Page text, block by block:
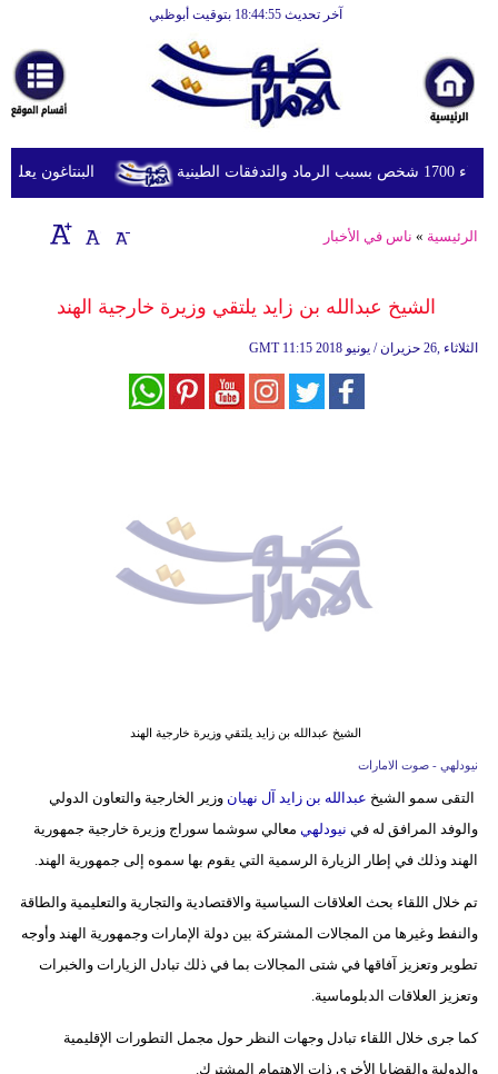
آخر تحديث 18:44:55 بتوقيت أبوظبي
أخبارعاجلة
رياضة
ثقافة
إقتصاد
وموسيقى
أزياء
إسلامية
وتكنولوجيا
بيئة
البنتاغون يعلن
الرئيسية » ناس في الأخبار
الشيخ عبدالله بن زايد يلتقي وزيرة خارجية الهند
GMT 11:15 2018 الثلاثاء ,26 حزيران / يونيو
الشيخ عبدالله بن زايد يلتقي وزيرة خارجية الهند
نيودلهي - صوت الامارات
التقى سمو الشيخ عبدالله بن زايد آل نهيان وزير الخارجية والتعاون الدولي
والوفد المرافق له في نيودلهي معالي سوشما سوراج وزيرة خارجية جمهورية
الهند وذلك في إطار الزيارة الرسمية التي يقوم بها سموه إلى جمهورية الهند.
تم خلال اللقاء بحث العلاقات السياسية والاقتصادية والتجارية والتعليمية والطاقة
والنفط وغيرها من المجالات المشتركة بين دولة الإمارات وجمهورية الهند وأوجه
تطوير وتعزيز آفاقها في شتى المجالات بما في ذلك تبادل الزيارات والخبرات
وتعزيز العلاقات الدبلوماسية.
كما جرى خلال اللقاء تبادل وجهات النظر حول مجمل التطورات الإقليمية
والدولية والقضايا الأخرى ذات الاهتمام المشترك.